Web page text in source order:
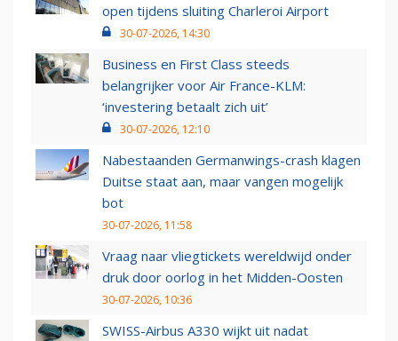
open tijdens sluiting Charleroi Airport
30-07-2026, 14:30
Business en First Class steeds
belangrijker voor Air France-KLM:
‘investering betaalt zich uit’
30-07-2026, 12:10
Nabestaanden Germanwings-crash klagen
Duitse staat aan, maar vangen mogelijk
bot
30-07-2026, 11:58
Vraag naar vliegtickets wereldwijd onder
druk door oorlog in het Midden-Oosten
30-07-2026, 10:36
SWISS-Airbus A330 wijkt uit nadat